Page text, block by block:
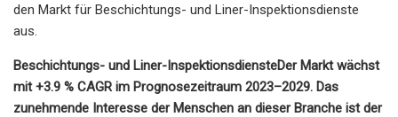
den Markt für Beschichtungs- und Liner-Inspektionsdienste
aus.
Beschichtungs- und Liner-InspektionsdiensteDer Markt wächst
mit +3.9 % CAGR im Prognosezeitraum 2023–2029. Das
zunehmende Interesse der Menschen an dieser Branche ist der